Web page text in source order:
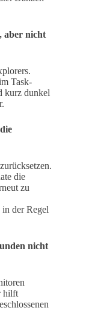
aber nicht
Task-
kurz dunkel
die
zu
der Regel
nicht
hilft